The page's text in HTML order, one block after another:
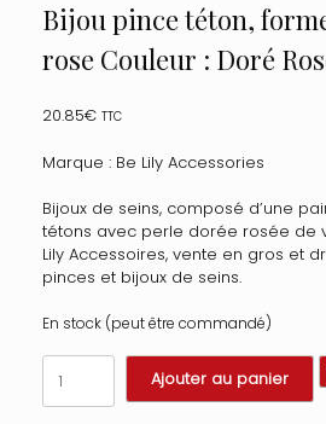
Bijou pince téton,
rose Couleur : Doré
20.85€ TTC
Marque : Be Lily Accessories
Bijoux de seins, composé d’une
tétons avec perle dorée rosée de
Lily Accessoires, vente en gros et
pinces et bijoux de seins.
En stock (peut être commandé)
quantité
de
Bijou
Ajouter au panier